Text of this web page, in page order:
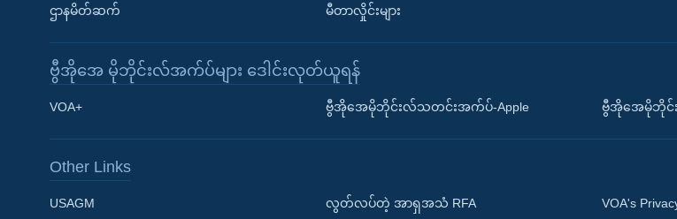
Learning English
ဌာနမိတ်ဆက် မီတာလှိုင်းများ
ဗွီအိုအေ မိုဘိုင်းလ်အက်ပ်များ ဒေါင်းလုတ်ယူရန်
VOA+ ဗွီအိုအေမိုဘိုင်းလ်သတင်းအက်ပ်-Apple ဗွီအိုအေမိုဘိုင်
Other Links
USAGM လွတ်လပ်တဲ့ အာရှအသံ RFA VOA's